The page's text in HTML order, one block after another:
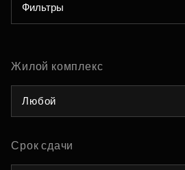
Фильтры
Жилой комплекс
Любой
Срок сдачи